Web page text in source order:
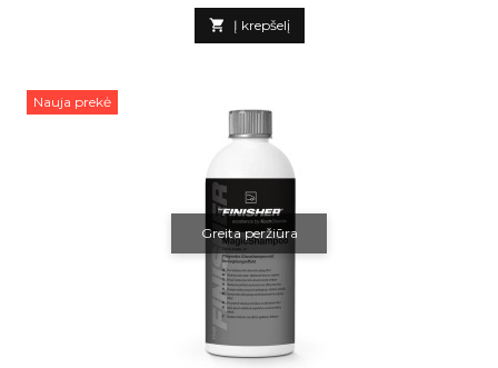
 Į krepšelį
Nauja prekė
Greita peržiūra